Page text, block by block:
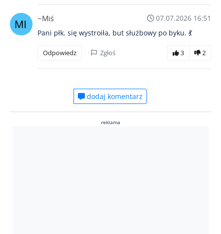
~Miś
07.07.2026 16:51
Pani płk. się wystroiła, but służbowy po byku. 💃
Odpowiedz Zgłoś 3 2
dodaj komentarz
reklama